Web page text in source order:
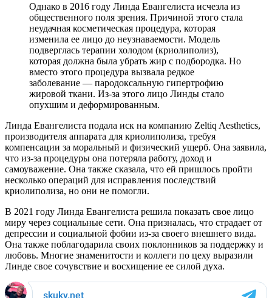
Однако в 2016 году Линда Евангелиста исчезла из
общественного поля зрения. Причиной этого стала
неудачная косметическая процедура, которая
изменила ее лицо до неузнаваемости. Модель
подверглась терапии холодом (криолиполиз),
которая должна была убрать жир с подбородка. Но
вместо этого процедура вызвала редкое
заболевание — пародоксальную гипертрофию
жировой ткани. Из-за этого лицо Линды стало
опухшим и деформированным.
Линда Евангелиста подала иск на компанию Zeltiq Aesthetics,
производителя аппарата для криолиполиза, требуя
компенсации за моральный и физический ущерб. Она заявила,
что из-за процедуры она потеряла работу, доход и
самоуважение. Она также сказала, что ей пришлось пройти
несколько операций для исправления последствий
криолиполиза, но они не помогли.
В 2021 году Линда Евангелиста решила показать свое лицо
миру через социальные сети. Она призналась, что страдает от
депрессии и социальной фобии из-за своего внешнего вида.
Она также поблагодарила своих поклонников за поддержку и
любовь. Многие знаменитости и коллеги по цеху выразили
Линде свое сочувствие и восхищение ее силой духа.